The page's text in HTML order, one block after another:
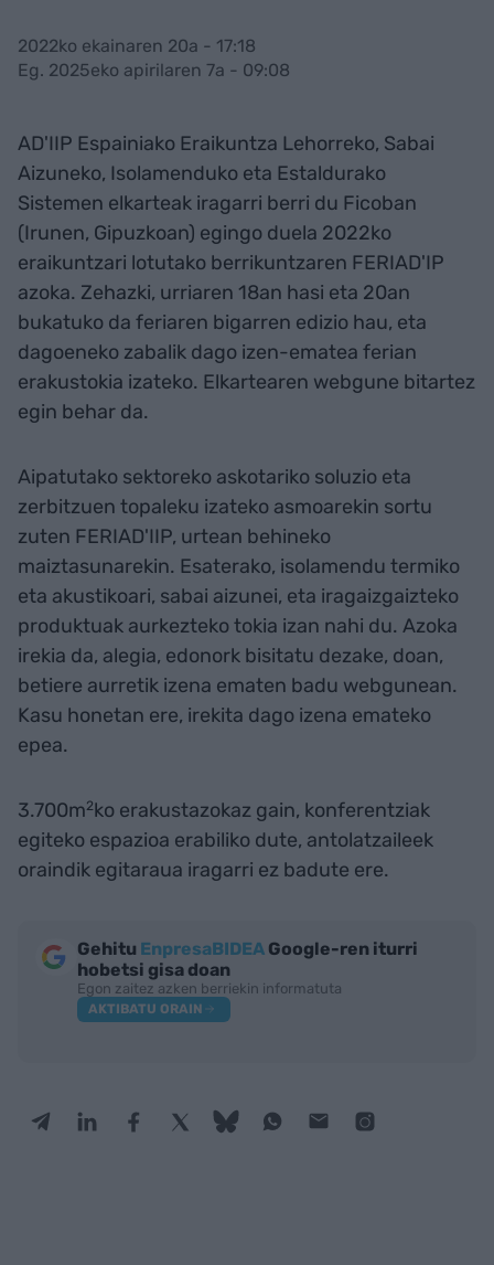
2022ko ekainaren 20a - 17:18
Eg. 2025eko apirilaren 7a - 09:08
AD'IIP Espainiako Eraikuntza Lehorreko, Sabai
Aizuneko, Isolamenduko eta Estaldurako
Sistemen elkarteak iragarri berri du Ficoban
(Irunen, Gipuzkoan) egingo duela 2022ko
eraikuntzari lotutako berrikuntzaren FERIAD'IP
azoka. Zehazki, urriaren 18an hasi eta 20an
bukatuko da feriaren bigarren edizio hau, eta
dagoeneko zabalik dago izen-ematea ferian
erakustokia izateko. Elkartearen webgune bitartez
egin behar da.
Aipatutako sektoreko askotariko soluzio eta
zerbitzuen topaleku izateko asmoarekin sortu
zuten FERIAD'IIP, urtean behineko
maiztasunarekin. Esaterako, isolamendu termiko
eta akustikoari, sabai aizunei, eta iragaizgaizteko
produktuak aurkezteko tokia izan nahi du. Azoka
irekia da, alegia, edonork bisitatu dezake, doan,
betiere aurretik izena ematen badu webgunean.
Kasu honetan ere, irekita dago izena emateko
epea.
3.700m2ko erakustazokaz gain, konferentziak
egiteko espazioa erabiliko dute, antolatzaileek
oraindik egitaraua iragarri ez badute ere.
Gehitu EnpresaBIDEA Google-ren iturri
hobetsi gisa doan
Egon zaitez azken berriekin informatuta
AKTIBATU ORAIN